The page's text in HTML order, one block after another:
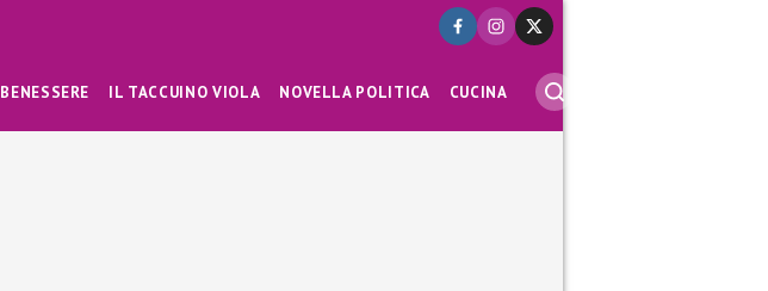
BENESSERE IL TACCUINO VIOLA NOVELLA POLITICA CUCINA